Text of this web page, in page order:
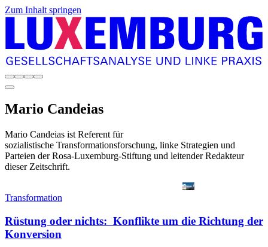
Zum Inhalt springen
Mario Candeias
Mario Candeias ist Referent für
sozialistische Transformationsforschung, linke Strategien und
Parteien der Rosa-Luxemburg-Stiftung und leitender Redakteur
dieser Zeitschrift.
Transformation
Rüstung oder nichts: Konflikte um die Richtung der
Konversion